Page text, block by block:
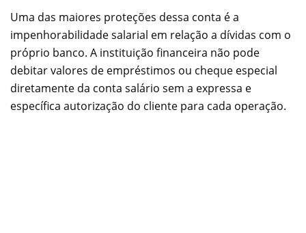
Uma das maiores proteções dessa conta é a
impenhorabilidade salarial em relação a dívidas com o
próprio banco. A instituição financeira não pode
debitar valores de empréstimos ou cheque especial
diretamente da conta salário sem a expressa e
específica autorização do cliente para cada operação.